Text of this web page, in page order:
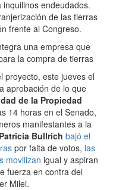
endeudados.
de las tierras
frente al Congreso.
una empresa que
la compra de tierras
proyecto, este jueves el
aprobación de lo que
de la Propiedad
14 horas en el Senado,
manifestantes a la
Patricia Bullrich bajó el
por falta de votos, las
movilizan igual y aspiran
fuerza en contra del
Milei.